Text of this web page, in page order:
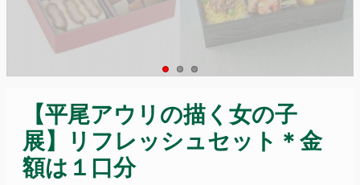
【平尾アウリの描く女の子
展】リフレッシュセット＊金
額は１口分